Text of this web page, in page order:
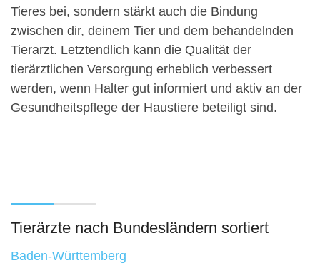
Tieres bei, sondern stärkt auch die Bindung
zwischen dir, deinem Tier und dem behandelnden
Tierarzt. Letztendlich kann die Qualität der
tierärztlichen Versorgung erheblich verbessert
werden, wenn Halter gut informiert und aktiv an der
Gesundheitspflege der Haustiere beteiligt sind.
Tierärzte nach Bundesländern sortiert
Baden-Württemberg